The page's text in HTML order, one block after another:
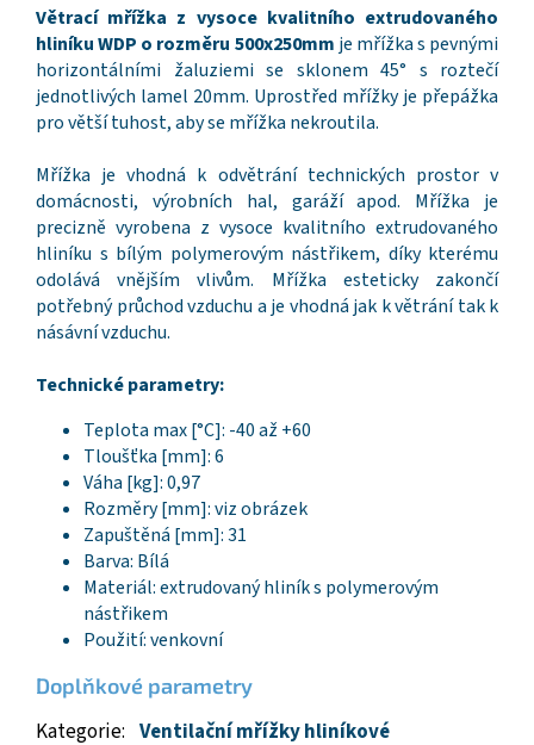
Větrací mřížka z vysoce kvalitního extrudovaného
hliníku WDP o rozměru 500x250mm je mřížka s pevnými
horizontálními žaluziemi se sklonem 45° s roztečí
jednotlivých lamel 20mm. Uprostřed mřížky je přepážka
pro větší tuhost, aby se mřížka nekroutila.
Mřížka je vhodná k odvětrání technických prostor v
domácnosti, výrobních hal, garáží apod. Mřížka je
precizně vyrobena z vysoce kvalitního extrudovaného
hliníku s bílým polymerovým nástřikem, díky kterému
odolává vnějším vlivům. Mřížka esteticky zakončí
potřebný průchod vzduchu a je vhodná jak k větrání tak k
násávní vzduchu.
Technické parametry:
Teplota max [°C]: -40 až +60
Tloušťka [mm]: 6
Váha [kg]: 0,97
Rozměry [mm]: viz obrázek
Zapuštěná [mm]: 31
Barva: Bílá
Materiál: extrudovaný hliník s polymerovým
nástřikem
Použití: venkovní
Doplňkové parametry
Kategorie: Ventilační mřížky hliníkové